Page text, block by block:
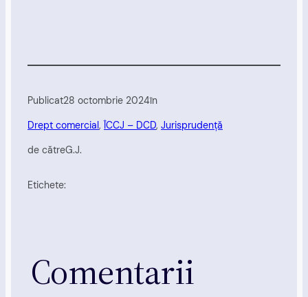
Publicat28 octombrie 2024în
Drept comercial, ÎCCJ – DCD, Jurisprudență
de cătreG.J.
Etichete:
Comentarii